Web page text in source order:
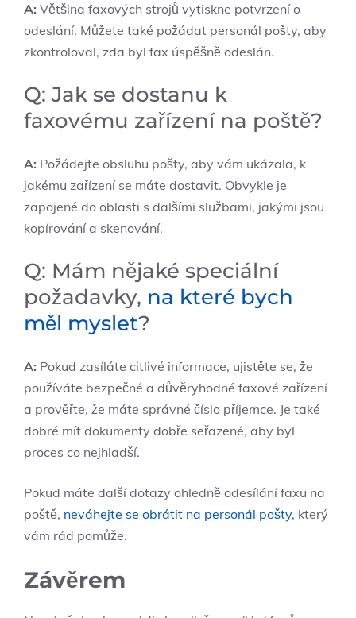
A: Většina faxových strojů vytiskne potvrzení o
odeslání. Můžete také požádat personál pošty, aby
zkontroloval, zda byl fax úspěšně odeslán.
Q: Jak se dostanu k
faxovému zařízení na poště?
A: Požádejte obsluhu pošty, aby vám ukázala, k
jakému zařízení se máte dostavit. Obvykle je
zapojené do oblasti s dalšími službami, jakými jsou
kopírování a skenování.
Q: Mám nějaké speciální
požadavky, na které bych
měl myslet?
A: Pokud zasíláte citlivé informace, ujistěte se, že
používáte bezpečné a důvěryhodné faxové zařízení
a prověřte, že máte správné číslo příjemce. Je také
dobré mít dokumenty dobře seřazené, aby byl
proces co nejhladší.
Pokud máte další dotazy ohledně odesílání faxu na
poště, neváhejte se obrátit na personál pošty, který
vám rád pomůže.
Závěrem